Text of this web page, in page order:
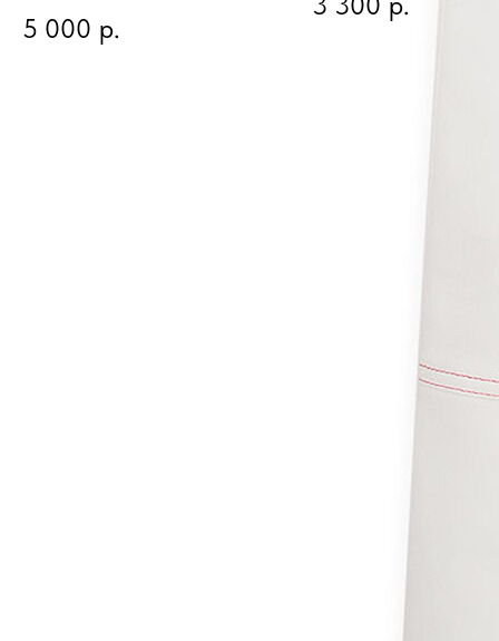
5 000 р.